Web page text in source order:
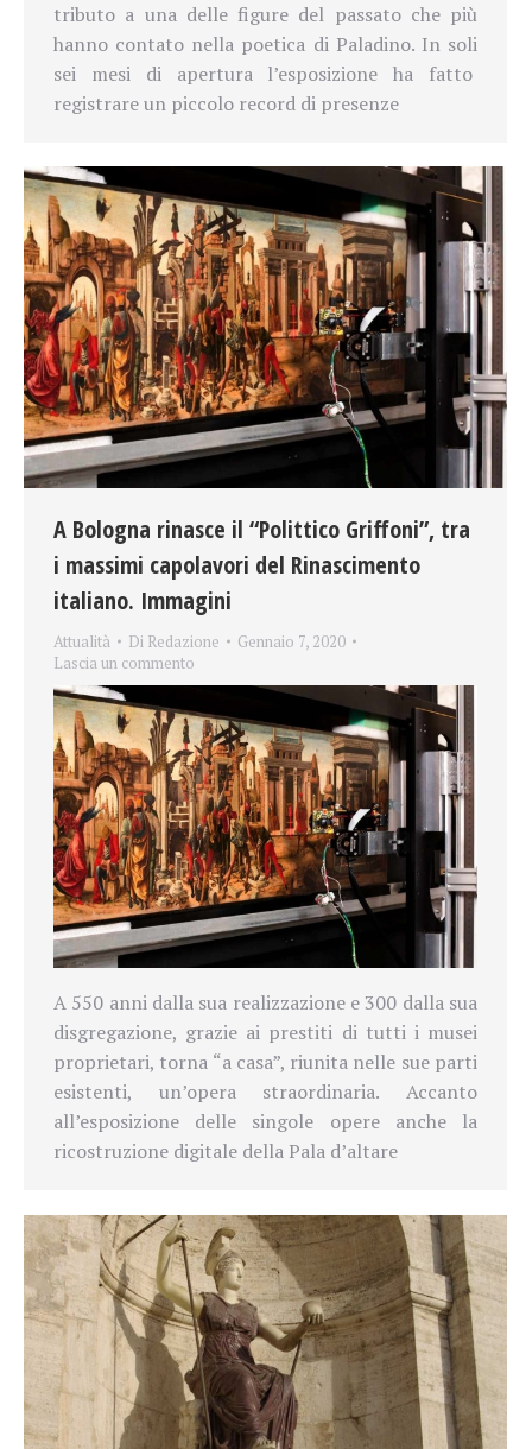
tributo a una delle figure del passato che più
hanno contato nella poetica di Paladino. In soli
sei mesi di apertura l’esposizione ha fatto
registrare un piccolo record di presenze
A Bologna rinasce il “Polittico Griffoni”, tra
i massimi capolavori del Rinascimento
italiano. Immagini
Attualità Di Redazione
Gennaio 7, 2020
Lascia un commento
A 550 anni dalla sua realizzazione e 300 dalla sua
disgregazione, grazie ai prestiti di tutti i musei
proprietari, torna “a casa”, riunita nelle sue parti
esistenti, un’opera straordinaria. Accanto
all’esposizione delle singole opere anche la
ricostruzione digitale della Pala d’altare